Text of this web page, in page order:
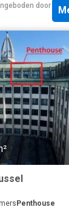
door
Penthouse